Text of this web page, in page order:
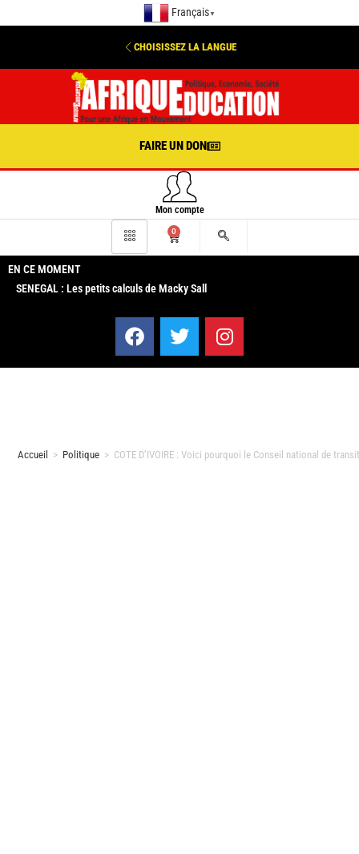
Français ▼
CHOISISSEZ LA LANGUE
FAIRE UN DON
Mon compte
0
EN CE MOMENT
SENEGAL : Les petits calculs de Macky Sall
Accueil > Politique > COTE D’IVOIRE : Voici pourquoi le Conseil national de